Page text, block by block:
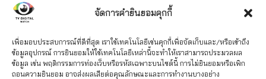
จัดการคำยินยอมคุกกี้
เพื่อมอบประสบการณ์ที่ดีที่สุด เราใช้เทคโนโลยีเช่นคุกกี้เพื่อจัดเก็บและ/หรือเข้าถึง
ข้อมูลอุปกรณ์ การยินยอมให้ใช้เทคโนโลยีเหล่านี้จะทำให้เราสามารถประมวลผล
ข้อมูล เช่น พฤติกรรมการท่องเว็บหรือรหัสเฉพาะบนไซต์นี้ การไม่ยินยอมหรือเพิก
ถอนความยินยอม อาจส่งผลเสียต่อคุณลักษณะและการทำงานบางอย่าง
”คุณพี่เจ้าขาดิฉันเป็นห่านมิใช่หงส์” กวาดรางวัล
เพียบ จาก 8 เวที